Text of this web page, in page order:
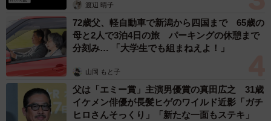
渡辺 晴子
72歳父、軽自動車で新潟から四国まで 65歳の
母と2人で3泊4日の旅 パーキングの休憩まで
分刻み… 「大学生でも組まねえよ！」
山岡 もと子
父は「エミー賞」主演男優賞の真田広之 31歳
イケメン俳優が長髪ヒゲのワイルド近影「ガチ
ヒロさんそっくり」「新たな一面もステキ」